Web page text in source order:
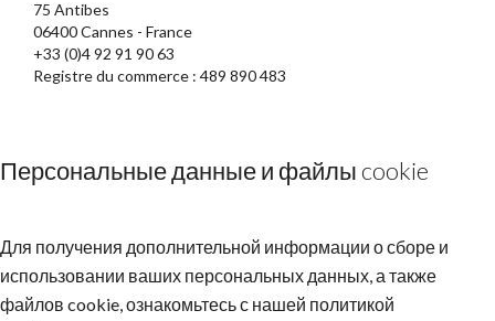
75 Antibes
06400 Cannes - France
+33 (0)4 92 91 90 63
Registre du commerce : 489 890 483
Персональные данные и файлы cookie
Для получения дополнительной информации о сборе и
использовании ваших персональных данных, а также
файлов cookie, ознакомьтесь с нашей политикой